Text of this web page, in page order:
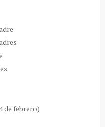
de febrero)